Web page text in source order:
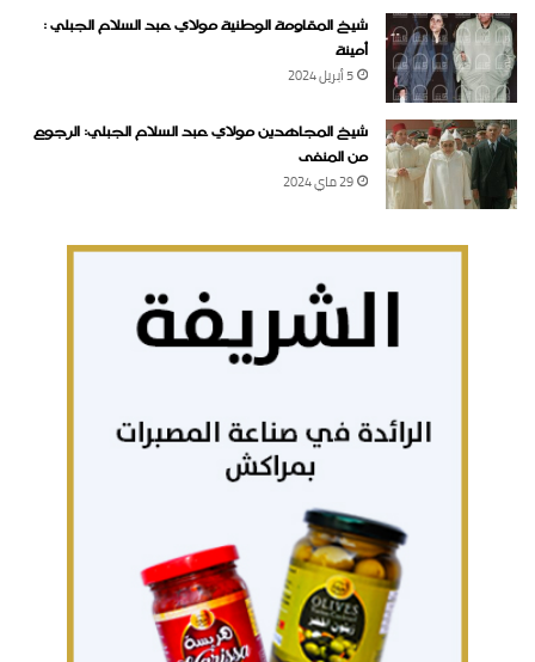
شيخ المقاومة الوطنية مولاي عبد السلام الجبلي :
أمينة
5 أبريل 2024
شيخ المجاهدين مولاي عبد السلام الجبلي: الرجوع
من المنفى
29 ماي 2024